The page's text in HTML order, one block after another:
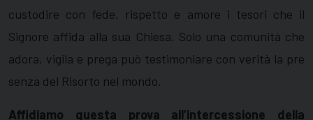
custodire con fede, rispetto e amore i tesori che il
Signore affida alla sua Chiesa. Solo una comunità che
adora, vigila e prega può testimoniare con verità la pre
senza del Risorto nel mondo.
Affidiamo questa prova all’intercessione della